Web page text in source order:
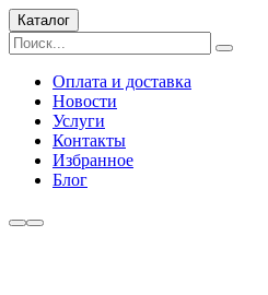
Каталог
Оплата и доставка
Новости
Услуги
Контакты
Избранное
Блог